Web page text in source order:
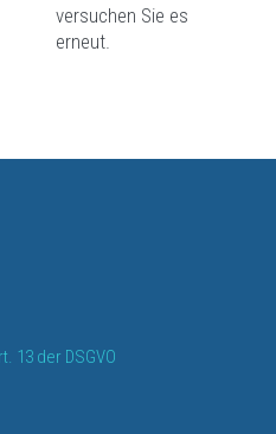
versuchen Sie es
erneut.
13 der DSGVO